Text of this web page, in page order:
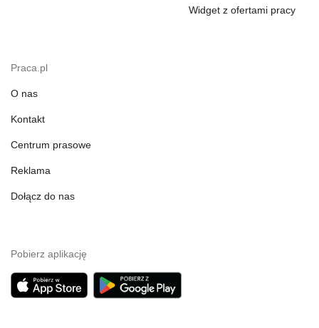
Widget z ofertami pracy
Praca.pl
O nas
Kontakt
Centrum prasowe
Reklama
Dołącz do nas
Pobierz aplikację